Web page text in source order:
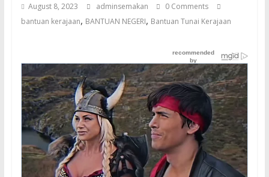
August 8, 2023 adminsemakan
0 Comments
bantuan kerajaan, BANTUAN NEGERI, Bantuan Tunai Kerajaan